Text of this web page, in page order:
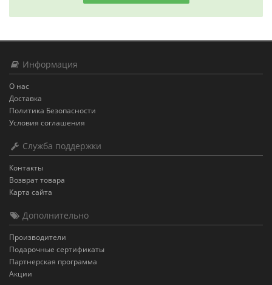
Информация
О нас
Доставка
Политика Безопасности
Условия соглашения
Служба поддержки
Контакты
Возврат товара
Карта сайта
Дополнительно
Производители
Подарочные сертификаты
Партнерская программа
Акции